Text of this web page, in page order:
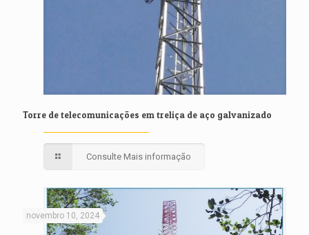
Torre de telecomunicações em treliça de aço galvanizado
Consulte Mais informação
novembro 10, 2024